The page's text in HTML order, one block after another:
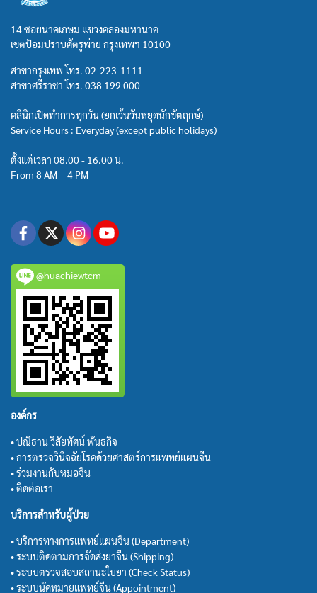
14 ซอยนาคเกษม แขวงคลองมหานาค
เขตป้อมปราบศัตรูพ่าย กรุงเทพฯ 10100
สาขากรุงเทพ โทร. 02-223-1111
สาขาศรีราชา โทร. 038 199 000
คลินิกเปิดทำการทุกวัน (ยกเว้นวันหยุดนักขัตฤกษ์)
Service Hours : Everyday (except public holidays)
ตั้งแต่เวลา 08.00 - 16.00 น.
From 8 AM – 4 PM
@huachiewtcm
องค์กร
• ปณิธาน วิสัยทัศน์ พันธกิจ
• การตรวจวินิจฉัยโรคด้วยศาสตร์การแพทย์แผนจีน
• ร่วมงานกับหมอจีน
• ติดต่อเรา
บริการสำหรับผู้ป่วย
• บริการทางการแพทย์แผนจีน (Department)
• ระบบติดตามการจัดส่งยาจีน (Shipping)
• ระบบตรวจสอบสถานะใบยา (Check Status)
• ระบบนัดหมายแพทย์จีน (Appointment)